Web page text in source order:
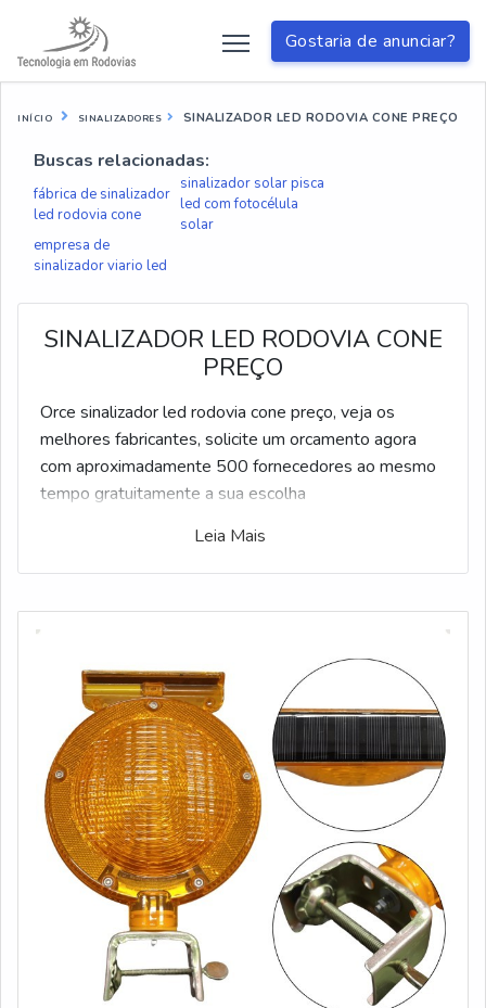
Gostaria de anunciar?
INÍCIO SINALIZADORES SINALIZADOR LED RODOVIA CONE PREÇO
Buscas relacionadas:
fábrica de sinalizador
led rodovia cone
sinalizador solar pisca
led com fotocélula
solar
empresa de
sinalizador viario led
SINALIZADOR LED RODOVIA CONE
PREÇO
Orce sinalizador led rodovia cone preço, veja os
melhores fabricantes, solicite um orcamento agora
com aproximadamente 500 fornecedores ao mesmo
tempo gratuitamente a sua escolha
Leia Mais